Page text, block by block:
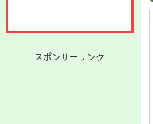
スポンサーリンク